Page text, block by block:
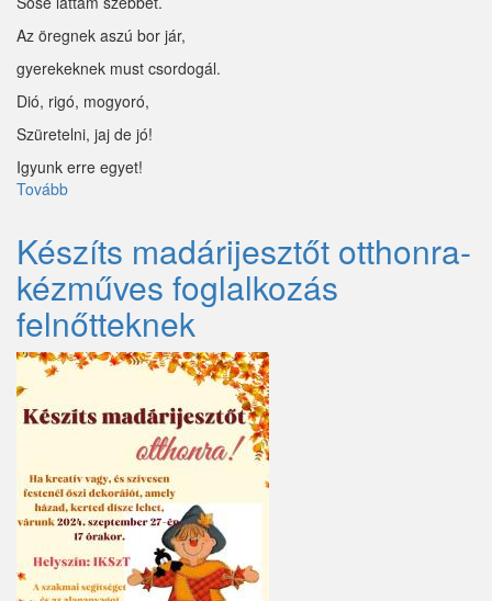
Az öregnek aszú bor jár,
gyerekeknek must csordogál.
Dió, rigó, mogyoró,
Szüretelni, jaj de jó!
Igyunk erre egyet!
Tovább
bál)
Készíts madárijesztőt otthonra-
kézműves foglalkozás
felnőtteknek